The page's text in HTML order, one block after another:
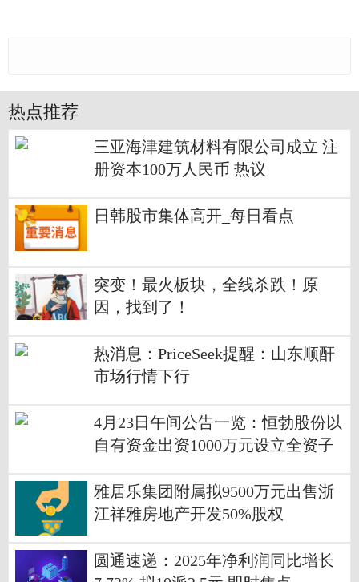
热点推荐
三亚海津建筑材料有限公司成立 注
册资本100万人民币 热议
日韩股市集体高开_每日看点
突变！最火板块，全线杀跌！原
因，找到了！
热消息：PriceSeek提醒：山东顺酐
市场行情下行
4月23日午间公告一览：恒勃股份以
自有资金出资1000万元设立全资子
前看点
雅居乐集团附属拟9500万元出售浙
江祥雅房地产开发50%股权
圆通速递：2025年净利润同比增长